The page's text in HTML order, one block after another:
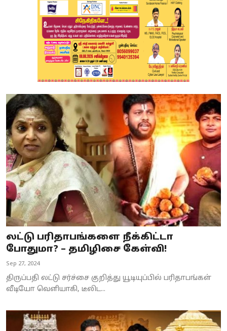
லட்டு பரிதாபங்களை நீக்கிட்டா
போதுமா? – தமிழிசை கேள்வி!
Sep 27, 2024
திருப்பதி லட்டு சர்ச்சை குறித்து யூடியுப்பில் பரிதாபங்கள்
வீடியோ வெளியாகி, டீலிட...